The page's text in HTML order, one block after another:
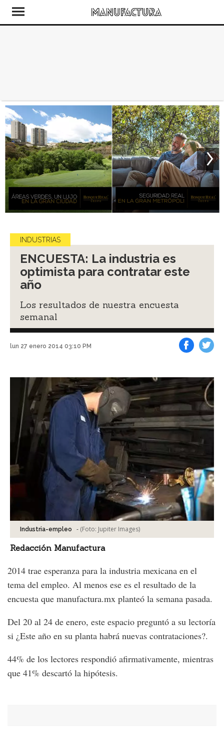
INDUSTRIAS
ENCUESTA: La industria es
optimista para contratar este
año
Los resultados de nuestra encuesta
semanal
lun 27 enero 2014 03:10 PM
Industria-empleo - (Foto: Jupiter Images)
Redacción Manufactura
2014 trae esperanza para la industria mexicana en el
tema del empleo. Al menos ese es el resultado de la
encuesta que manufactura.mx planteó la semana pasada.
Del 20 al 24 de enero, este espacio preguntó a su lectoría
si ¿Este año en su planta habrá nuevas contrataciones?.
44% de los lectores respondió afirmativamente, mientras
que 41% descartó la hipótesis.